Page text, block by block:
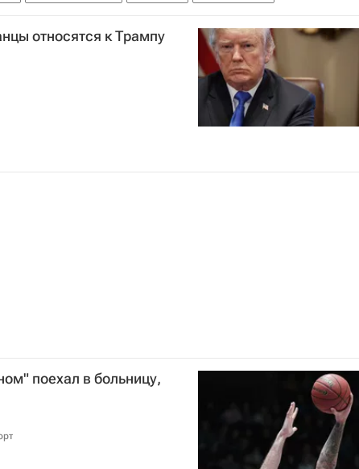
относятся к Трампу
поехал в больницу,